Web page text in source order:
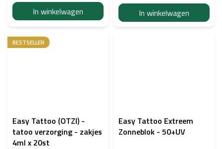
In winkelwagen In winkelwagen
BESTSELLER
Easy Tattoo (OTZI) -
tatoo verzorging - zakjes
4ml x 20st
Easy Tattoo Extreem
Zonneblok - 50+UV